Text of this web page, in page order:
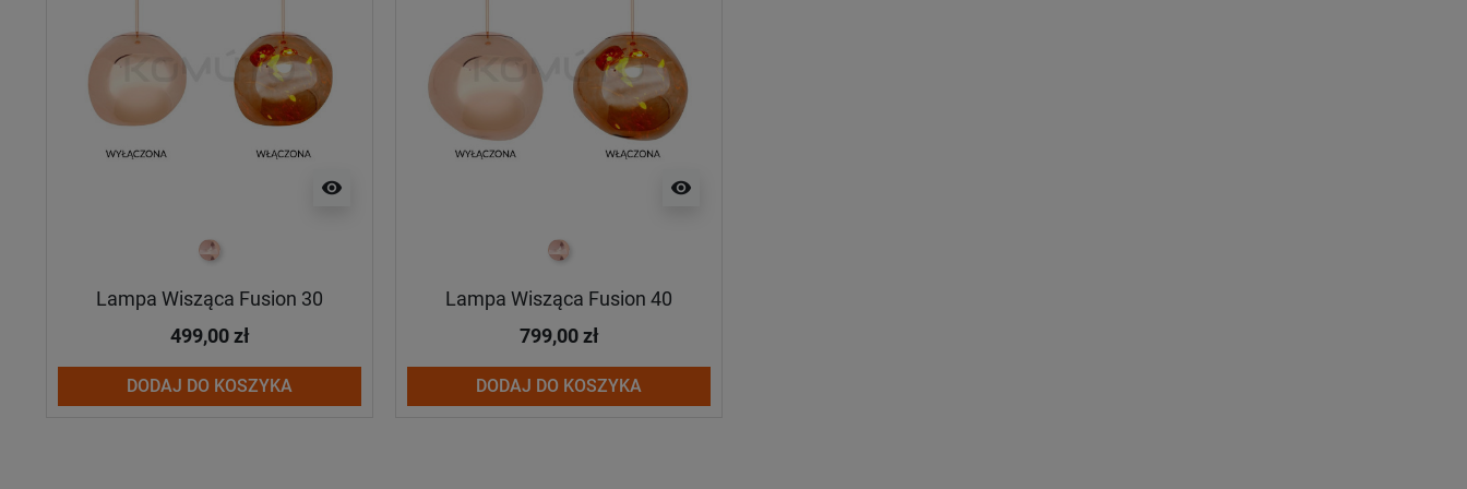
visibility
miedziany
Lampa Wisząca Fusion 30
499,00 zł
DODAJ DO KOSZYKA
visibility
miedziany
Lampa Wisząca Fusion 40
799,00 zł
DODAJ DO KOSZYKA